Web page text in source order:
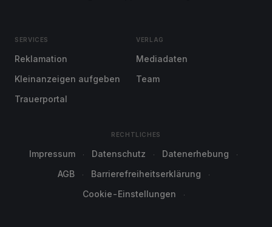
SERVICES
Reklamation
Kleinanzeigen aufgeben
Trauerportal
VERLAG
Mediadaten
Team
RECHTLICHES
Impressum Datenschutz
Datenerhebung
AGB
Barrierefreiheitserklärung
Cookie-Einstellungen